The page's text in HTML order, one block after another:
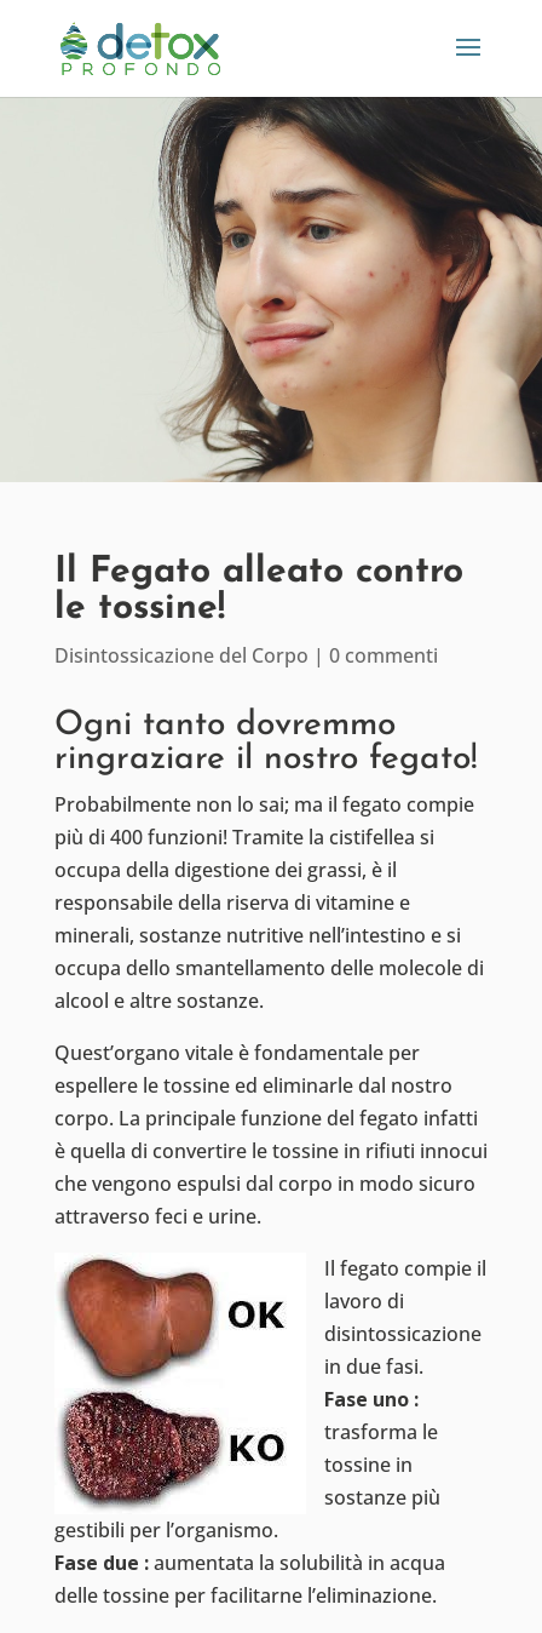
Il Fegato alleato contro
le tossine!
Disintossicazione del Corpo | 0 commenti
Ogni tanto dovremmo
ringraziare il nostro fegato!
Probabilmente non lo sai; ma il fegato compie
più di 400 funzioni! Tramite la cistifellea si
occupa della digestione dei grassi, è il
responsabile della riserva di vitamine e
minerali, sostanze nutritive nell’intestino e si
occupa dello smantellamento delle molecole di
alcool e altre sostanze.
Quest’organo vitale è fondamentale per
espellere le tossine ed eliminarle dal nostro
corpo. La principale funzione del fegato infatti
è quella di convertire le tossine in rifiuti innocui
che vengono espulsi dal corpo in modo sicuro
attraverso feci e urine.
Il fegato compie il
lavoro di
disintossicazione
in due fasi.
Fase uno :
trasforma le
tossine in
sostanze più
gestibili per l’organismo.
Fase due :aumentata la solubilità in acqua
delle tossine per facilitarne l’eliminazione.